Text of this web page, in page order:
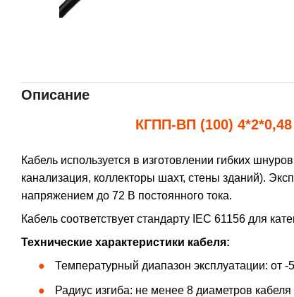
Описание
КГПП-ВП (100)
Кабель используется в изготовлении гибких
канализация, коллекторы шахт, стены зданий).
напряжением до 72 В постоянного тока.
Кабель соответствует стандарту IEC 61156 для
Технические характеристики кабеля:
Температурный диапазон эксплуатации: от
Радиус изгиба: не менее 8 диаметров кабеля